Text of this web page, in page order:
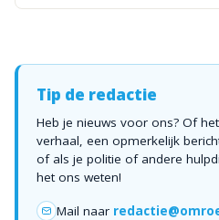
Tip de redactie
Heb je nieuws voor ons? Of
verhaal, een opmerkelijk
of als je politie of andere
het ons weten!
Mail naar